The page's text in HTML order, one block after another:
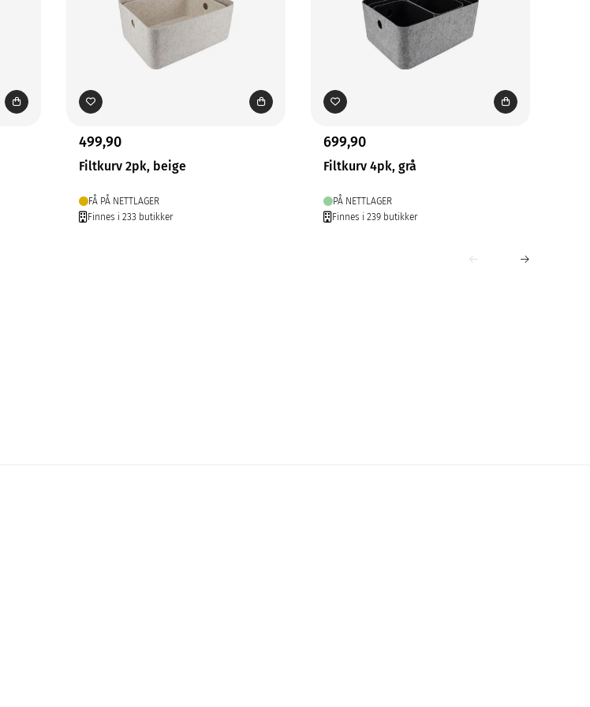
499,90
Filtkurv 2pk, beige
FÅ PÅ NETTLAGER
Finnes i 233 butikker
699,90
Filtkurv 4pk, grå
PÅ NETTLAGER
Finnes i 239 butikker